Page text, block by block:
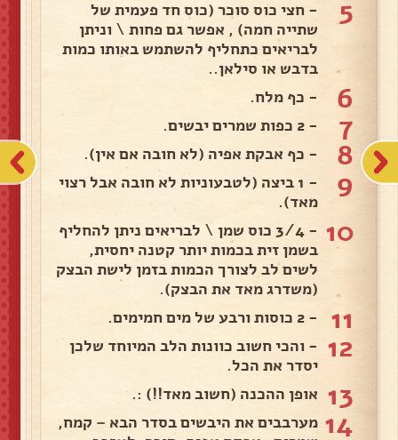
5
- חצי כוס סוכר (כוס חד פעמית של
שתייה חמה) , אפשר גם פחות \ וניתן
לבריאים כתחליף להשתמש באותו כמות
בדבש או סילאן..
6 - כף מלח.
7 - 2 כפות שמרים יבשים.
8 - כף אבקת אפיה (לא חובה אם אין).
9
- 1 ביצה (לטבעוניות לא חובה אבל רצוי
מאד).
10
- 3/4 כוס שמן \ לבריאים ניתן להחליף
בשמן זית בכמות יותר קטנה יחסית,
לשים לב לצורך הכמות בזמן לישת הבצק
(משדרג מאד את הבצק).
11 - 2 כוסות ורבע של מים חמימים.
12 - והכי חשוב כוונות הלב המיוחד שלכן
יסדר את הכל.
13 אופן ההכנה (חשוב מאד!!) :.
14 מערבבים את היבשים בסדר הבא – קמח,